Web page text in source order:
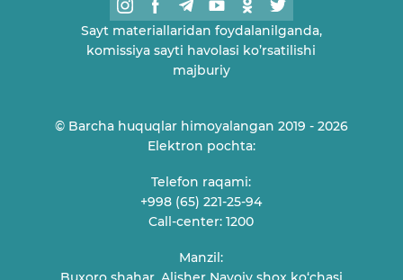
Sayt materiallaridan foydalanilganda,
komissiya sayti havolasi ko’rsatilishi
majburiy
© Barcha huquqlar himoyalangan 2019 - 2026
Elektron pochta:
Telefon raqami:
+998 (65) 221-25-94
Call-center: 1200
Manzil: